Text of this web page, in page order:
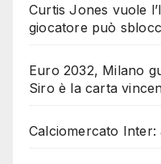
Curtis Jones vuole
giocatore può
Euro 2032, Milano
Siro è la carta
Calciomercato